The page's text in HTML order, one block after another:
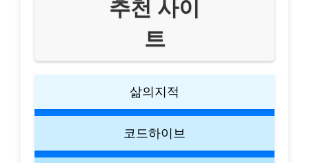
추천 사이
트
삶의지적
코드하이브